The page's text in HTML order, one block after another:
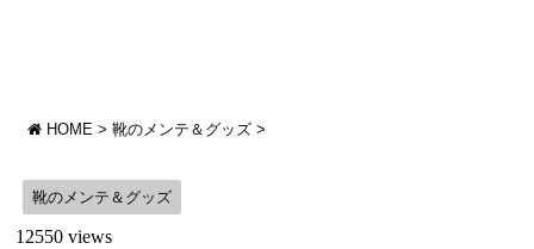
HOME > 靴のメンテ＆グッズ >
靴のメンテ＆グッズ
12550 views